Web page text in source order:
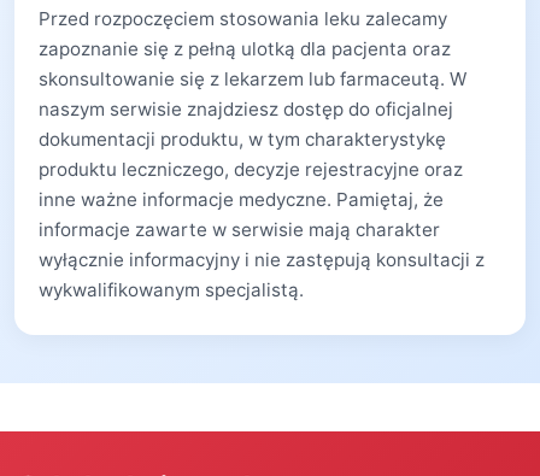
Przed rozpoczęciem stosowania leku zalecamy
zapoznanie się z pełną ulotką dla pacjenta oraz
skonsultowanie się z lekarzem lub farmaceutą. W
naszym serwisie znajdziesz dostęp do oficjalnej
dokumentacji produktu, w tym charakterystykę
produktu leczniczego, decyzje rejestracyjne oraz
inne ważne informacje medyczne. Pamiętaj, że
informacje zawarte w serwisie mają charakter
wyłącznie informacyjny i nie zastępują konsultacji z
wykwalifikowanym specjalistą.